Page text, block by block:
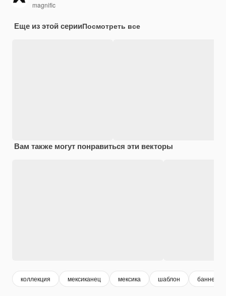
magnific
Еще из этой серииПосмотреть все
Вам также могут понравиться эти векторы
коллекция мексиканец мексика шаблон баннер